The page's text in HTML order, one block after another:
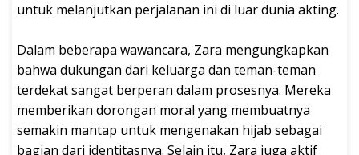
untuk melanjutkan perjalanan ini di luar dunia akting.
Dalam beberapa wawancara, Zara mengungkapkan
bahwa dukungan dari keluarga dan teman-teman
terdekat sangat berperan dalam prosesnya. Mereka
memberikan dorongan moral yang membuatnya
semakin mantap untuk mengenakan hijab sebagai
bagian dari identitasnya. Selain itu, Zara juga aktif